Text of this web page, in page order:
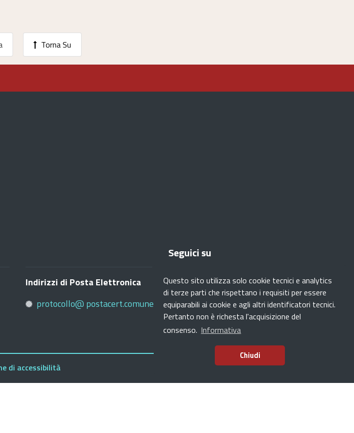
Questo sito utilizza solo cookie tecnici e analytics
di terze parti che rispettano i requisiti per essere
equiparabili ai cookie e agli altri identificatori tecnici.
Pertanto non è richesta l'acquisizione del
consenso. Informativa
Chiudi
Torna Su
Indirizzi di Posta Elettronica
protocollo@ postacert.comune.settimomilanese.mi.it
Seguici su
FacebookInstagramYoutubeRSS
di accessibilità